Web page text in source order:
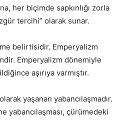
her biçimde sapkınlığı zorla
tercihi” olarak sunar.
belirtisidir. Emperyalizm
Emperyalizm dönemiyle
aşırıya varmıştır.
yaşanan yabancılaşmadır.
yabancılaşması, çürümedeki